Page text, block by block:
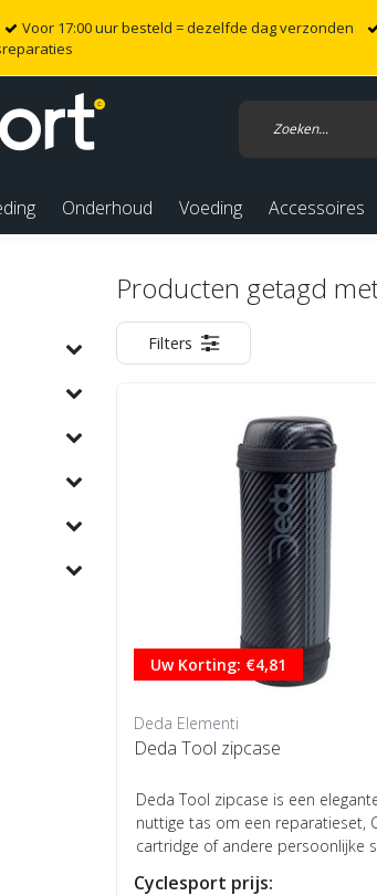
Voor 17:00 uur besteld = dezelfde dag verzonden
Onderhoud Voeding Accessoires
Producten getagd
Filters
Uw Korting: €4,81
Deda Elementi
Deda Tool zipcase
Deda Tool zipcase is een
nuttige tas om een reparatieset,
cartridge of andere persoonlijke
Cyclesport prijs: